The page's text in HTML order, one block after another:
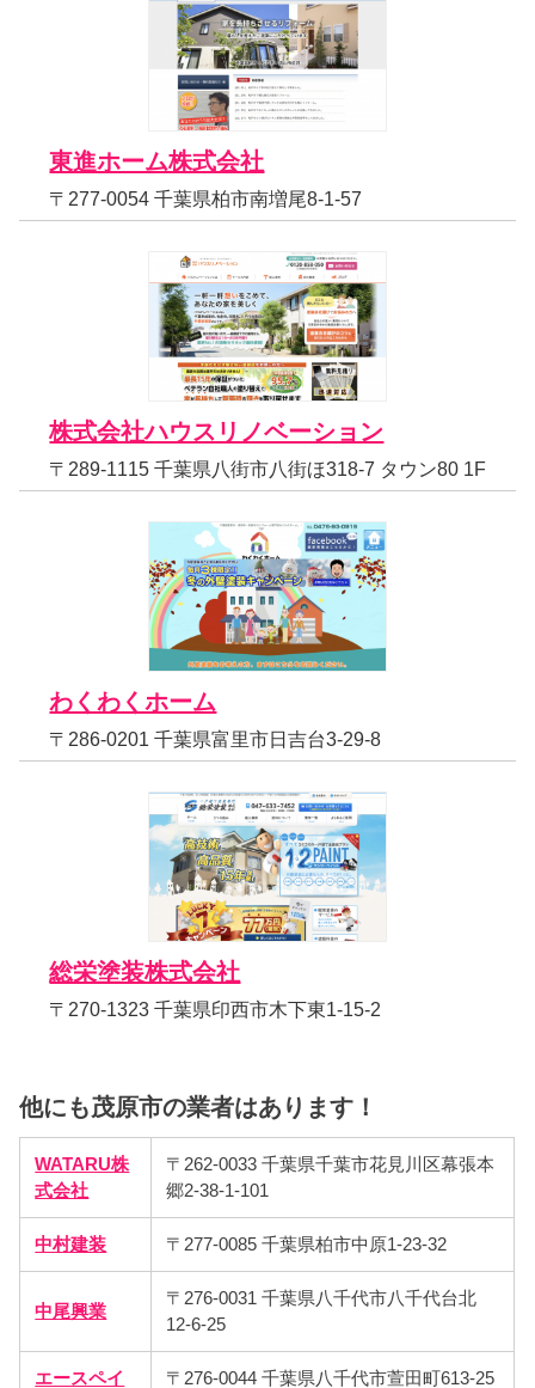
東進ホーム株式会社
〒277-0054 千葉県柏市南増尾8-1-57
株式会社ハウスリノベーション
〒289-1115 千葉県八街市八街ほ318-7 タウン80 1F
わくわくホーム
〒286-0201 千葉県富里市日吉台3-29-8
総栄塗装株式会社
〒270-1323 千葉県印西市木下東1-15-2
他にも茂原市の業者はあります！
WATARU株
式会社
〒262-0033 千葉県千葉市花見川区幕張本
郷2-38-1-101
中村建装 〒277-0085 千葉県柏市中原1-23-32
中尾興業
〒276-0031 千葉県八千代市八千代台北
12-6-25
エースペイ
〒276-0044 千葉県八千代市萱田町613-25